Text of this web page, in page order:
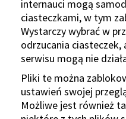
internauci mogą
ciasteczkami, w tym
Wystarczy wybrać w
odrzucania
serwisu mogą nie
Pliki te można
ustawień swojej
Możliwe jest również